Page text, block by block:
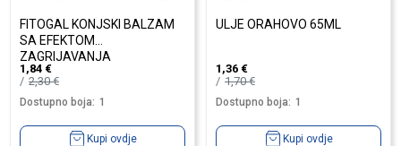
FITOGAL KONJSKI BALZAM
SA EFEKTOM
ZAGRIJAVANJA
1,84 €
2,30€
Dostupno boja: 1
Kupi ovdje
ULJE ORAHOVO 65ML
1,36 €
1,70€
Dostupno boja: 1
Kupi ovdje